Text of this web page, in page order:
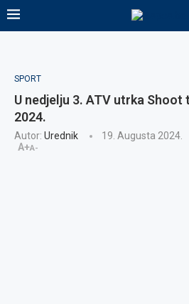
SPORT
U nedjelju 3. ATV utrka
2024.
Autor: Urednik 19. Augusta 2024.
A+A-